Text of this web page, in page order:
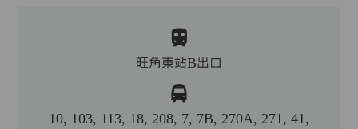
旺角東站B出口
10, 103, 113, 18, 208, 7, 7B, 270A, 271, 41,